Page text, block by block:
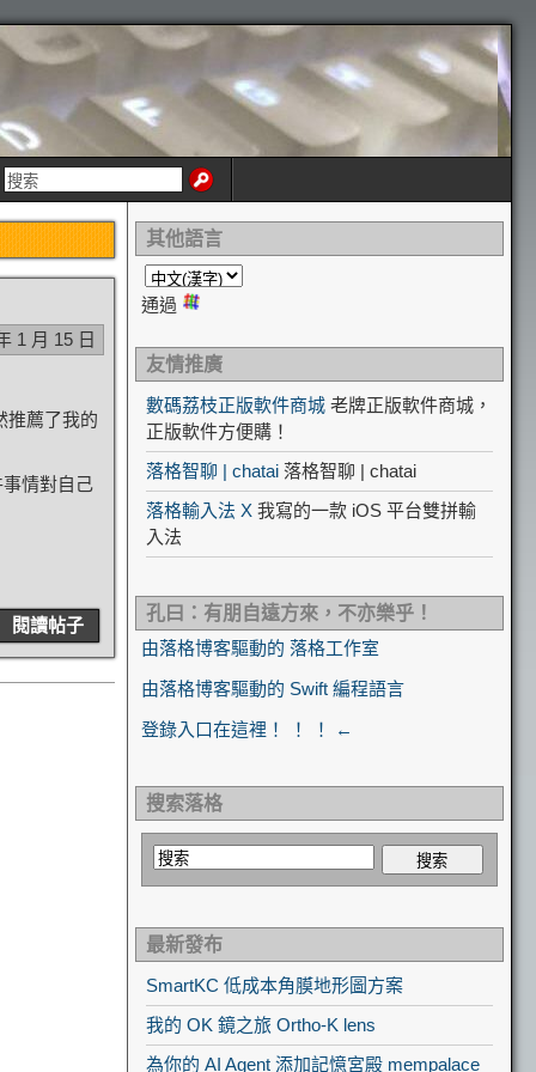
1 月 15 日
推薦了我的
情對自己
閱讀帖子
其他語言
通過
友情推廣
數碼荔枝正版軟件商城 老牌正版軟件商城，
正版軟件方便購！
落格智聊 | chatai 落格智聊 | chatai
落格輸入法 X 我寫的一款 iOS 平台雙拼輸
入法
孔曰：有朋自遠方來，不亦樂乎！
由落格博客驅動的 落格工作室
由落格博客驅動的 Swift 編程語言
登錄入口在這裡！ ！ ！ ←
搜索落格
最新發布
SmartKC 低成本角膜地形圖方案
我的 OK 鏡之旅 Ortho-K lens
為你的 AI Agent 添加記憶宮殿 mempalace